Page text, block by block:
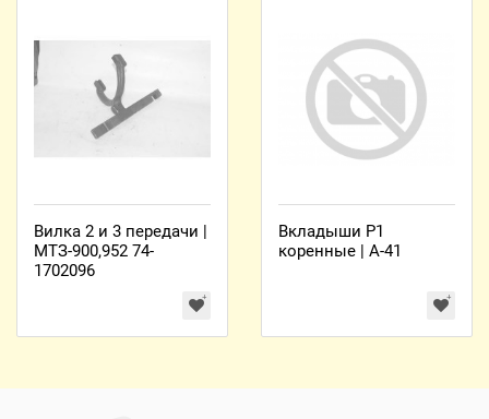
Вилка 2 и 3 передачи |
МТЗ-900,952 74-
1702096
Вкладыши Р1
коренные | А-41